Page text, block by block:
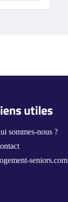
utiles
sommes-nous ?
seniors.com